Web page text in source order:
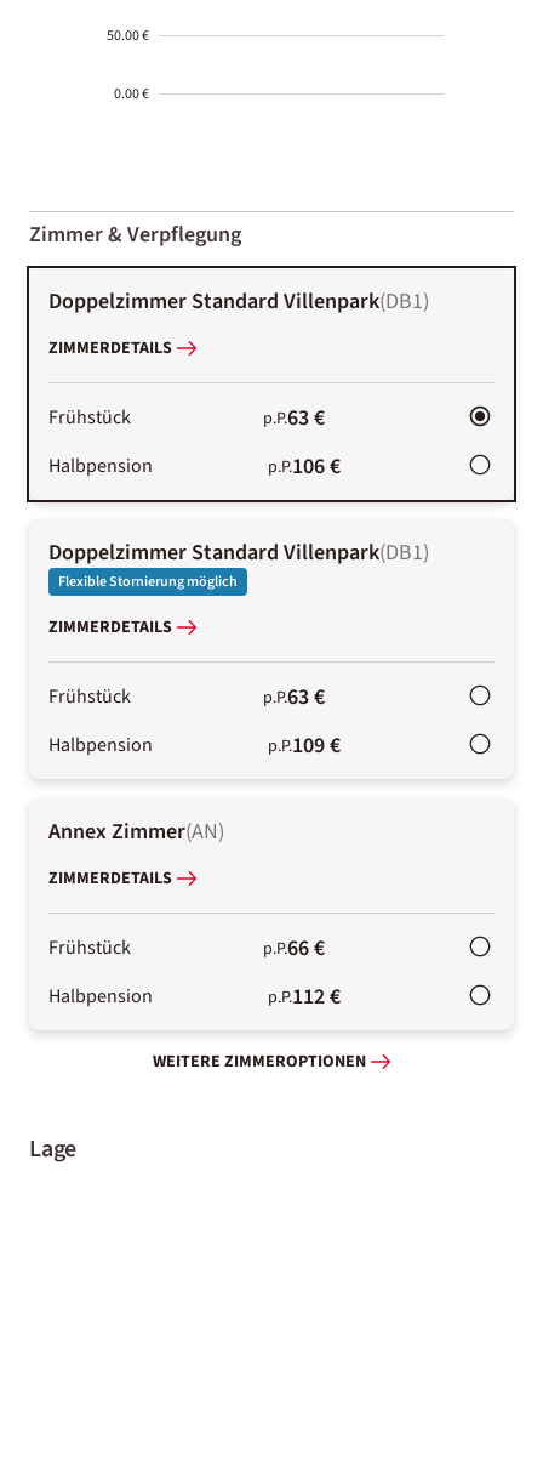
50.00 €
0.00 €
01-02
Zimmer & Verpflegung
Doppelzimmer Standard Villenpark(DB1)
ZIMMERDETAILS
Frühstück p.P.63 €
Halbpension p.P.106 €
Doppelzimmer Standard Villenpark(DB1)
Flexible Stornierung möglich
ZIMMERDETAILS
Frühstück p.P.63 €
Halbpension p.P.109 €
Annex Zimmer(AN)
ZIMMERDETAILS
Frühstück p.P.66 €
Halbpension p.P.112 €
WEITERE ZIMMEROPTIONEN
Lage